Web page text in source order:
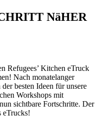
NäHER
Refugees’ Kitchen eTruck
Nach monatelanger
besten Ideen für unsere
Workshops mit
sichtbare Fortschritte. Der
eTrucks!